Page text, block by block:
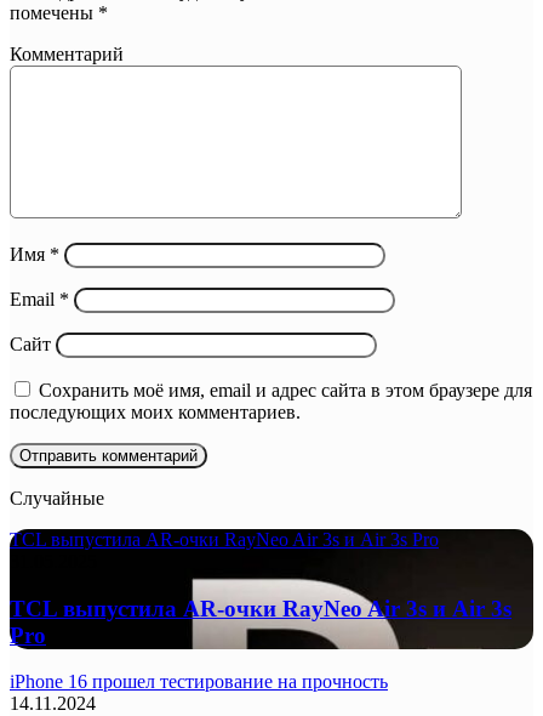
помечены *
Комментарий
Имя *
Email *
Сайт
Сохранить моё имя, email и адрес сайта в этом браузере для
последующих моих комментариев.
Случайные
TCL выпустила AR-очки RayNeo Air 3s и Air 3s Pro
TCL выпустила AR-очки RayNeo Air 3s и Air 3s
Pro
iPhone 16 прошел тестирование на прочность
14.11.2024